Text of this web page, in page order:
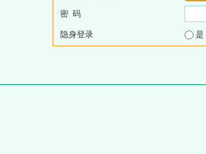
密 码
隐身登录